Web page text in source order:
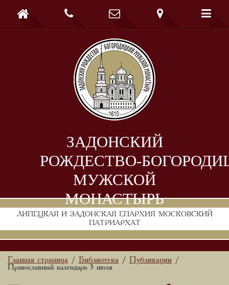
ЗАДОНСКИЙ
РОЖДЕСТВО-
МУЖСКОЙ
МОНАСТЫРЬ
ЛИПЕЦКАЯ И ЗАДОНСКАЯ ЕПАРХИЯ МОСКОВСКИЙ
ПАТРИАРХАТ
    
Главная страница / Библиотека / Публикации /
Православный календарь 3 июля